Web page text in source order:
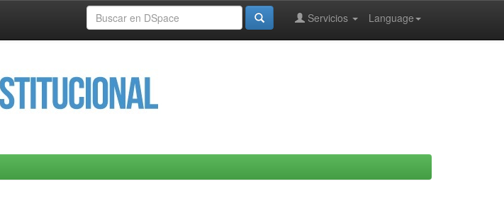
Language
Servicios